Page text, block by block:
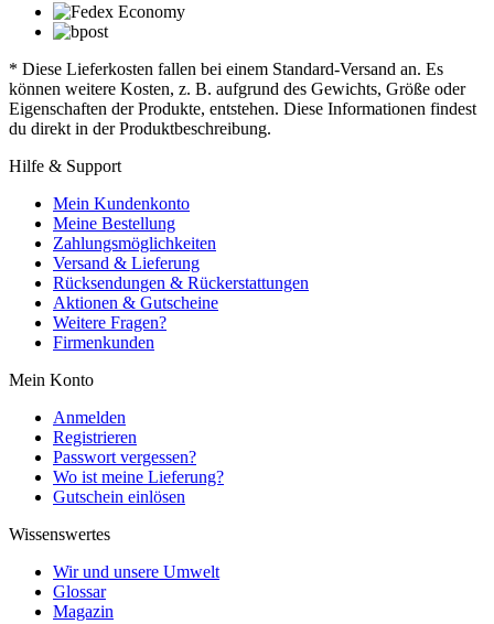
* Diese Lieferkosten fallen bei einem Standard-Versand an. Es
können weitere Kosten, z. B. aufgrund des Gewichts, Größe oder
Eigenschaften der Produkte, entstehen. Diese Informationen findest
du direkt in der Produktbeschreibung.
Hilfe & Support
Mein Kundenkonto
Meine Bestellung
Zahlungsmöglichkeiten
Versand & Lieferung
Rücksendungen & Rückerstattungen
Aktionen & Gutscheine
Weitere Fragen?
Firmenkunden
Mein Konto
Anmelden
Registrieren
Passwort vergessen?
Wo ist meine Lieferung?
Gutschein einlösen
Wissenswertes
Wir und unsere Umwelt
Glossar
Magazin